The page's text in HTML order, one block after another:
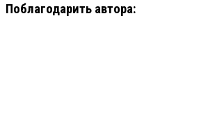
Поблагодарить автора: